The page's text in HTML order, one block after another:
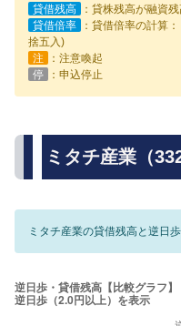
貸借残高
：貸株残高が融資
貸借倍率
：貸借倍率の計算
捨五入)
注
：注意喚起
停
：申込停止
ミタチ産業（
ミタチ産業の貸借残高と逆日